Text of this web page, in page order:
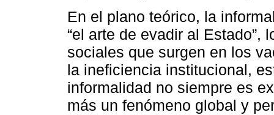
En el plano teórico, la
“el arte de evadir al
sociales que surgen en los
la ineficiencia institucional,
informalidad no siempre es
más un fenómeno global y